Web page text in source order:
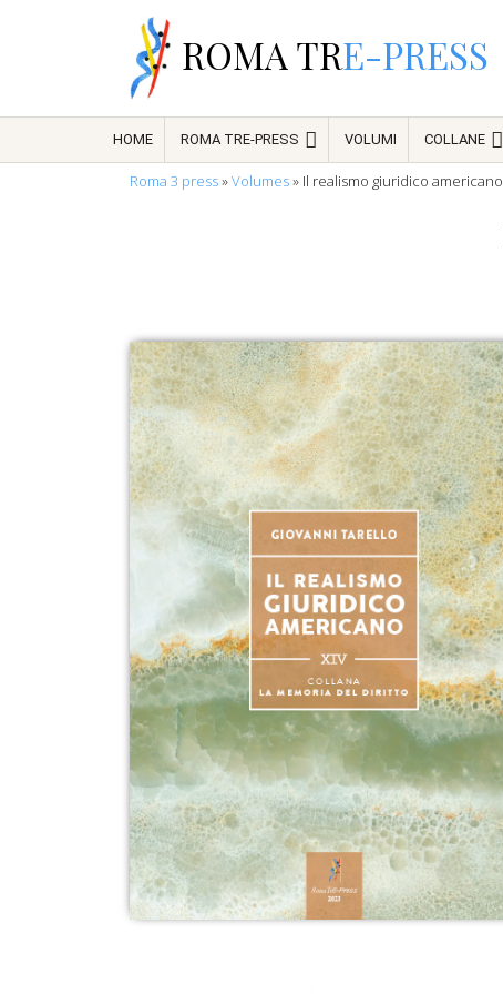
ROMA TRE-PRESS
HOME ROMA TRE-PRESS VOLUMI COLLANE
Roma 3 press»Volumes» Il realismo giuridico americano